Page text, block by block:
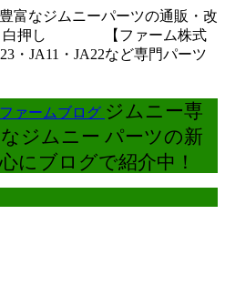
富なジムニーパーツの通販・改
目白押し 【ファーム株式
・JA11・JA22など専門パーツ
ジムニー専
ジムニー パーツの新
にブログで紹介中！